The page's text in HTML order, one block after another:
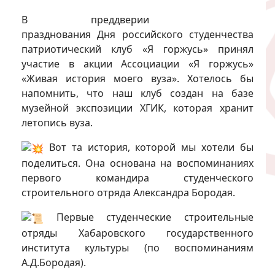
В преддверии
празднования Дня российского студенчества
патриотический клуб «Я горжусь» принял
участие в акции Ассоциации «Я горжусь»
«Живая история моего вуза». Хотелось бы
напомнить, что наш клуб создан на базе
музейной экспозиции ХГИК, которая хранит
летопись вуза.
Вот та история, которой мы хотели бы
поделиться. Она основана на воспоминаниях
первого командира студенческого
строительного отряда Александра Бородая.
Первые студенческие строительные
отряды Хабаровского государственного
института культуры (по воспоминаниям
А.Д.Бородая).